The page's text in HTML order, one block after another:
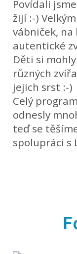
Povídali
žijí :-)
vábniček,
autentické
Děti si
různých
jejich srst :-)
Celý
odnesly
teď se
spolupráci s